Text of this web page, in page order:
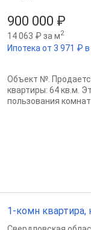
900 000 ₽
14 063 ₽ за м2
Ипотека от 3 971 ₽
Объект №.
квартиры: 64 кв.м.
пользования
1-комн квартира,